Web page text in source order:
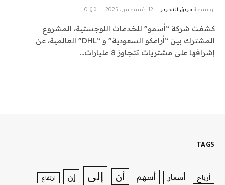
بواسطة فريق التحرير 12 أغسطس، 2025 0
كشفت شركة “أسمو” للخدمات اللوجستية، المشروع
المشترك بين “أرامكو السعودية” و “DHL” العالمية، عن
إشرافها على مشتريات تتجاوز 8 مليارات…
TAGS
أرباح أسعار أسهم أن إلى إن ارتفاع